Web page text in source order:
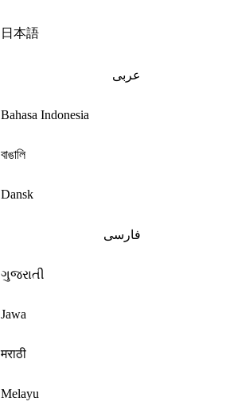
日本語
عربى
Bahasa Indonesia
বাঙালি
Dansk
فارسی
ગુજરાતી
Jawa
मराठी
Melayu